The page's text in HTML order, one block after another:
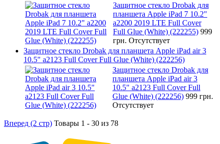
Защитное стекло Drobak для
планшета Apple iPad 7 10.2"
a2200 2019 LTE Full Cover
Full Glue (White) (222255) 999
грн. Отсутствует
Защитное стекло Drobak для планшета Apple iPad air 3
10.5" a2123 Full Cover Full Glue (White) (222256)
Защитное стекло Drobak для
планшета Apple iPad air 3
10.5" a2123 Full Cover Full
Glue (White) (222256) 999 грн.
Отсутствует
Вперед (2 стр) Товары 1 - 30 из 78